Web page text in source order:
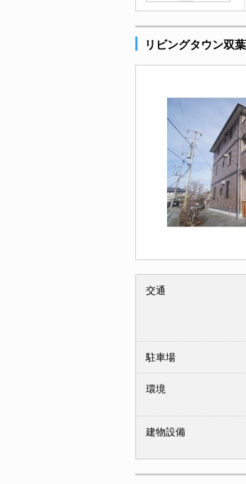
リビングタウン双
交通
駐車場
環境
建物設備